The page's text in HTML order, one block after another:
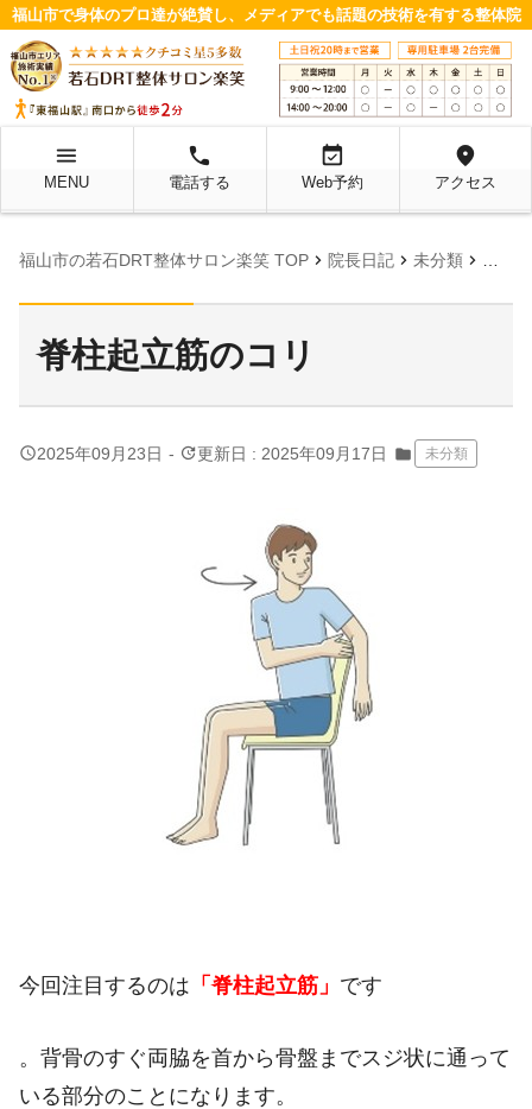
福山市で身体のプロ達が絶賛し、メディアでも話題の技術を有する整体院
menu
MENU
local_phone
電話する
event_available
Web予約
location_on
アクセス
福山市の若石DRT整体サロン楽笑 TOP chevron_right 院長日記 chevron_right 未分類 chevron_right 脊柱
脊柱起立筋のコリ
query_builder2025年09月23日 - update更新日 : 2025年09月17日 folder 未分類
今回注目するのは 「脊柱起立筋」 です
。背骨のすぐ両脇を首から骨盤までスジ状に通って
いる部分のことになります。